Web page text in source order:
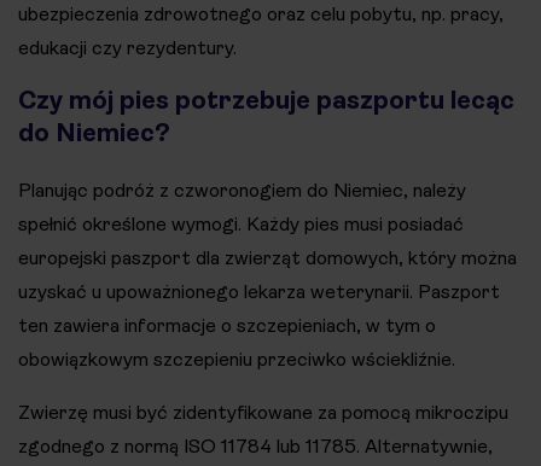
ubezpieczenia zdrowotnego oraz celu pobytu, np. pracy,
edukacji czy rezydentury.
Czy mój pies potrzebuje paszportu lecąc
do Niemiec?
Planując podróż z czworonogiem do Niemiec, należy
spełnić określone wymogi. Każdy pies musi posiadać
europejski paszport dla zwierząt domowych, który można
uzyskać u upoważnionego lekarza weterynarii. Paszport
ten zawiera informacje o szczepieniach, w tym o
obowiązkowym szczepieniu przeciwko wściekliźnie.
Zwierzę musi być zidentyfikowane za pomocą mikroczipu
zgodnego z normą ISO 11784 lub 11785. Alternatywnie,